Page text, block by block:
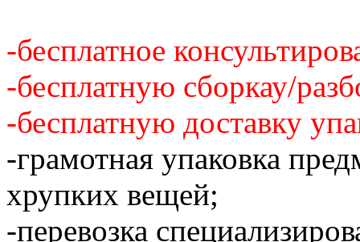
-бесплатное
-бесплатную сборкау/
-бесплатную доставку
-грамотная упаковка
хрупких вещей;
-перевозка